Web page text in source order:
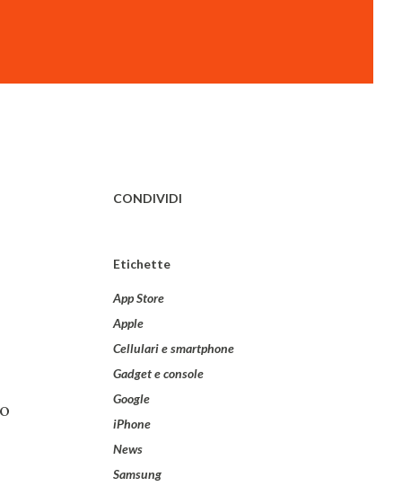
CONDIVIDI
Etichette
App Store
Apple
Cellulari e smartphone
Gadget e console
Google
iPhone
News
Samsung